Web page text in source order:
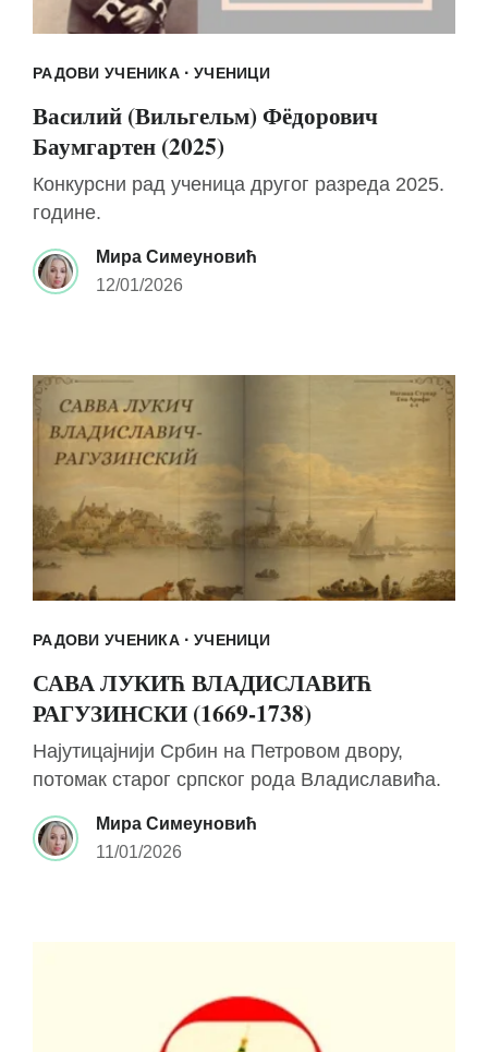
РАДОВИ УЧЕНИКА ·УЧЕНИЦИ
Василий (Вильгельм) Фёдорович
Баумгартен (2025)
Конкурсни рад ученица другог разреда 2025.
године.
Мира Симеуновић
12/01/2026
РАДОВИ УЧЕНИКА ·УЧЕНИЦИ
САВА ЛУКИЋ ВЛАДИСЛАВИЋ
РАГУЗИНСКИ (1669-1738)
Најутицајнији Србин на Петровом двору,
потомак старог српског рода Владиславића.
Мира Симеуновић
11/01/2026